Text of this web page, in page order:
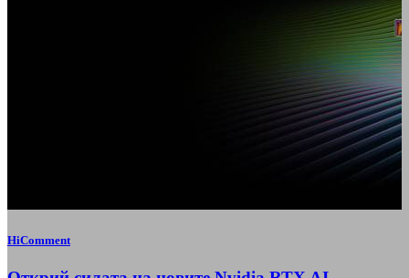
HiComment